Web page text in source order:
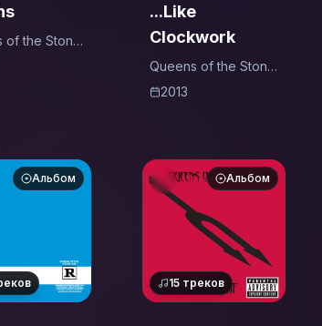
of the Stone
...Like
Clockwork
Queens of the Stone
Age2013
Альбом Альбом
15 треков